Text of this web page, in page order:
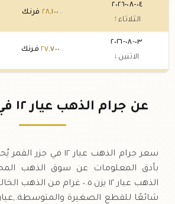
٠٤-٠٨-٢٠٢٦
الثلاثاء ↑
٢٨,١٠٠ .٠٠ فرنك
٠٣-٠٨-٢٠٢٦
الاثنين ↓
٢٧,٧٠٠ .٠٠ فرنك
٢٧,٨٠٠.٠٠ فرنك
عن جرام الذهب عيار ١٢ في جزر القمر
سعر جرام الذهب عيار ١٢
بأدق المعلومات عن سوق الذهب
الذهب عيار ١٢ يزن ٠.٥ غرام من